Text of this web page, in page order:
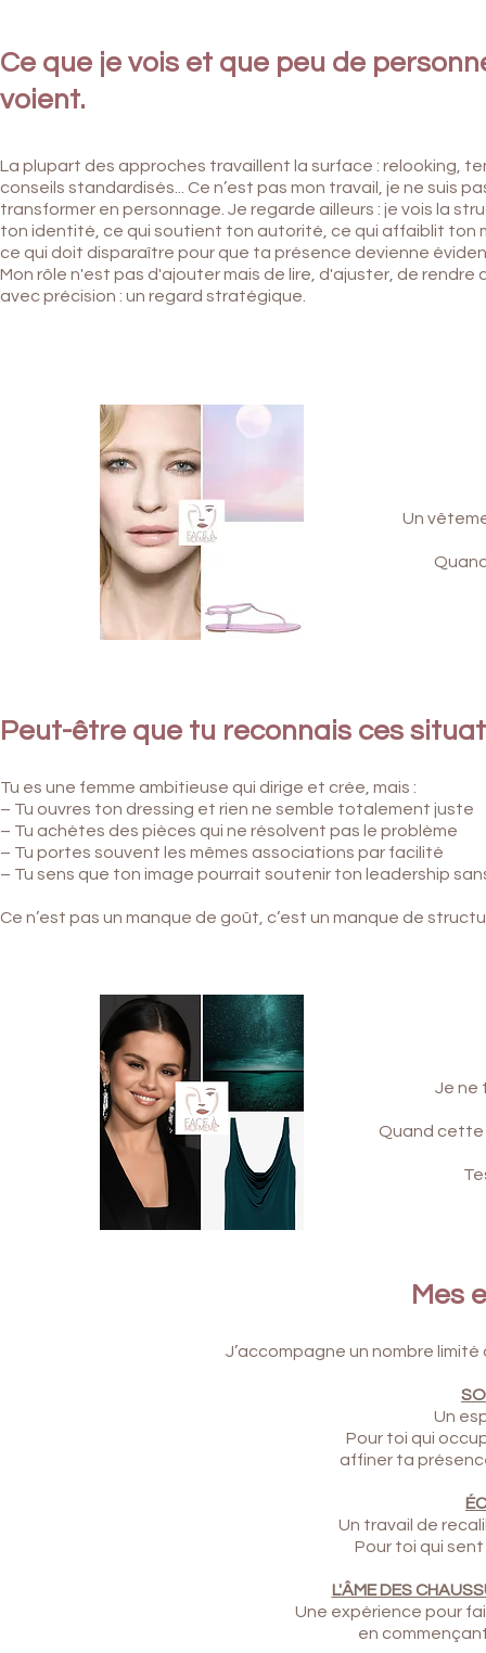
Ce que je vois et que peu de
voient.
La plupart des approches travaillent la surface : relooking,
conseils standardisés... Ce n’est pas mon travail, je ne suis
transformer en personnage. Je regarde ailleurs : je vois la
ton identité, ce qui soutient ton autorité, ce qui affaiblit ton
ce qui doit disparaître pour que ta présence devienne
Mon rôle n'est pas d'ajouter mais de lire, d'ajuster, de rendre
avec précision : un regard stratégique.
Un
Peut-être que tu reconnais ces
Tu es une femme ambitieuse qui dirige et crée, mais :
– Tu ouvres ton dressing et rien ne semble totalement juste
– Tu achètes des pièces qui ne résolvent pas le problème
– Tu portes souvent les mêmes associations par facilité
– Tu sens que ton image pourrait soutenir ton leadership
Ce n’est pas un manque de goût, c’est un manque de
Je ne
Quand
Mes
J’accompagne un nombre
Un
Pour toi qui
affiner ta
Un travail de
Pour toi qui
L'ÂME DES
Une expérience pour
en